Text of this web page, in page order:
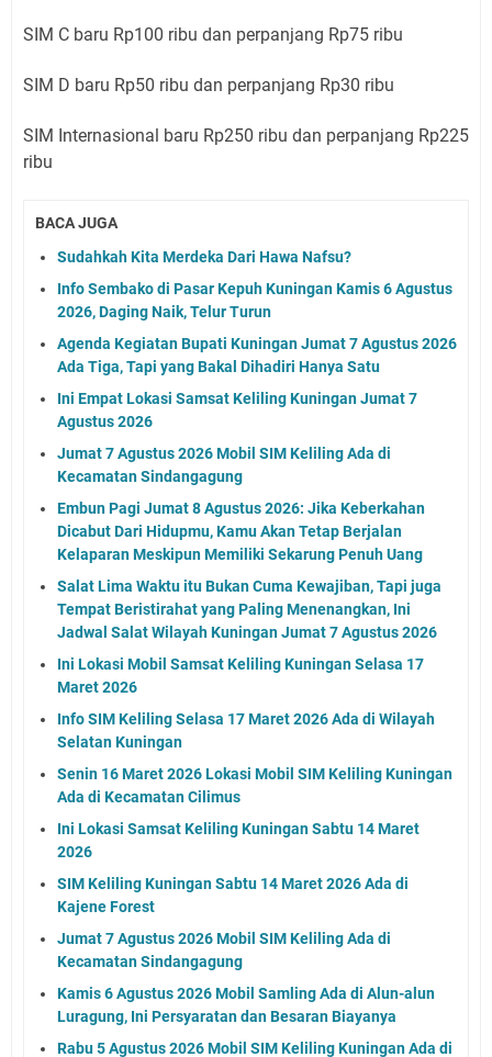
SIM C baru Rp100 ribu dan perpanjang Rp75 ribu
SIM D baru Rp50 ribu dan perpanjang Rp30 ribu
SIM Internasional baru Rp250 ribu dan perpanjang Rp225
ribu
BACA JUGA
Sudahkah Kita Merdeka Dari Hawa Nafsu?
Info Sembako di Pasar Kepuh Kuningan Kamis 6 Agustus
2026, Daging Naik, Telur Turun
Agenda Kegiatan Bupati Kuningan Jumat 7 Agustus 2026
Ada Tiga, Tapi yang Bakal Dihadiri Hanya Satu
Ini Empat Lokasi Samsat Keliling Kuningan Jumat 7
Agustus 2026
Jumat 7 Agustus 2026 Mobil SIM Keliling Ada di
Kecamatan Sindangagung
Embun Pagi Jumat 8 Agustus 2026: Jika Keberkahan
Dicabut Dari Hidupmu, Kamu Akan Tetap Berjalan
Kelaparan Meskipun Memiliki Sekarung Penuh Uang
Salat Lima Waktu itu Bukan Cuma Kewajiban, Tapi juga
Tempat Beristirahat yang Paling Menenangkan, Ini
Jadwal Salat Wilayah Kuningan Jumat 7 Agustus 2026
Ini Lokasi Mobil Samsat Keliling Kuningan Selasa 17
Maret 2026
Info SIM Keliling Selasa 17 Maret 2026 Ada di Wilayah
Selatan Kuningan
Senin 16 Maret 2026 Lokasi Mobil SIM Keliling Kuningan
Ada di Kecamatan Cilimus
Ini Lokasi Samsat Keliling Kuningan Sabtu 14 Maret
2026
SIM Keliling Kuningan Sabtu 14 Maret 2026 Ada di
Kajene Forest
Jumat 7 Agustus 2026 Mobil SIM Keliling Ada di
Kecamatan Sindangagung
Kamis 6 Agustus 2026 Mobil Samling Ada di Alun-alun
Luragung, Ini Persyaratan dan Besaran Biayanya
Rabu 5 Agustus 2026 Mobil SIM Keliling Kuningan Ada di